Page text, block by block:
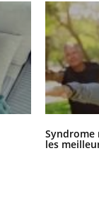
Syndrome
les